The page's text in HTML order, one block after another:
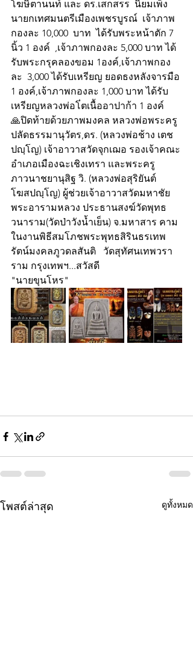
โฆษิตานนท์ และ ดร.เสกสรร  นิยมเพ็ง
นายกเทศมนตรีเมืองเพชรบูรณ์  เจ้าภาพ
กองละ 10,000  บาท  ได้รับพระหน้าตัก 7
นิ้ว 1 องค์  ,เจ้าภาพกองละ 5,000 บาท ได้
รับพระกรุคลองขอม 1องค์,เจ้าภาพกอง
ละ  3,000 ได้รับเหรียญ ยอดธงหลังจารมือ
1 องค์,เจ้าภาพกองละ 1,000 บาท ได้รับ
เหรียญหลวงพ่อโ่ตเนื้ออาปาก้า 1 องค์
🙏ปิดท้ายด้วยภาพมงคล หลวงพ่อพระครู
ปลัดธรรมานุวัตร,ดร. (หลวงพ่อช้าง เตช
ปญฺโญ) เจ้าอาวาสวัดจุกเฌอ รองเจ้าคณะ
อำเภอเมืองฉะเชิงเทรา และพระครู
ภาวนาชยานุสิฐ วิ. (หลวงพ่อสุริยันต์
โฆสปญฺโญ) ผู้ช่วยเจ้าอาวาสวัดมหาชัย
พระอารามหลวง ประธานสงฆ์วัดพุทธ
วนาราม(วัดป่าวังน้ำเย็น) จ.มหาสาร คาม
ในงานพิธีสมโภชพระพุทธสิรินธรเทพ
รัตน์มงคลภูวดลสันติ   วัดสุทัศนเทพวรา
ราม กรุงเทพฯ...สวัสดี
"นายขุนโหร"
โพสต์ล่าสุด ดูทั้งหมด